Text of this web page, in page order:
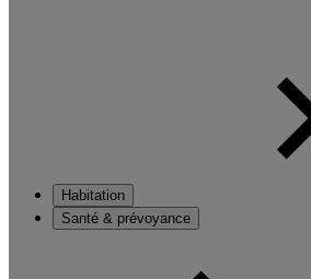
Habitation
Santé & prévoyance